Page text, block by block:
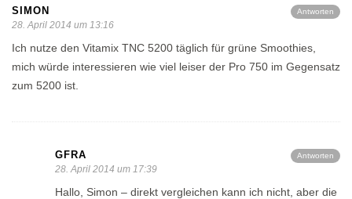
Antworten
SIMON
28. April 2014 um 13:16
Ich nutze den Vitamix TNC 5200 täglich für grüne Smoothies,
mich würde interessieren wie viel leiser der Pro 750 im Gegensatz
zum 5200 ist.
Antworten
GFRA
28. April 2014 um 17:39
Hallo, Simon – direkt vergleichen kann ich nicht, aber die